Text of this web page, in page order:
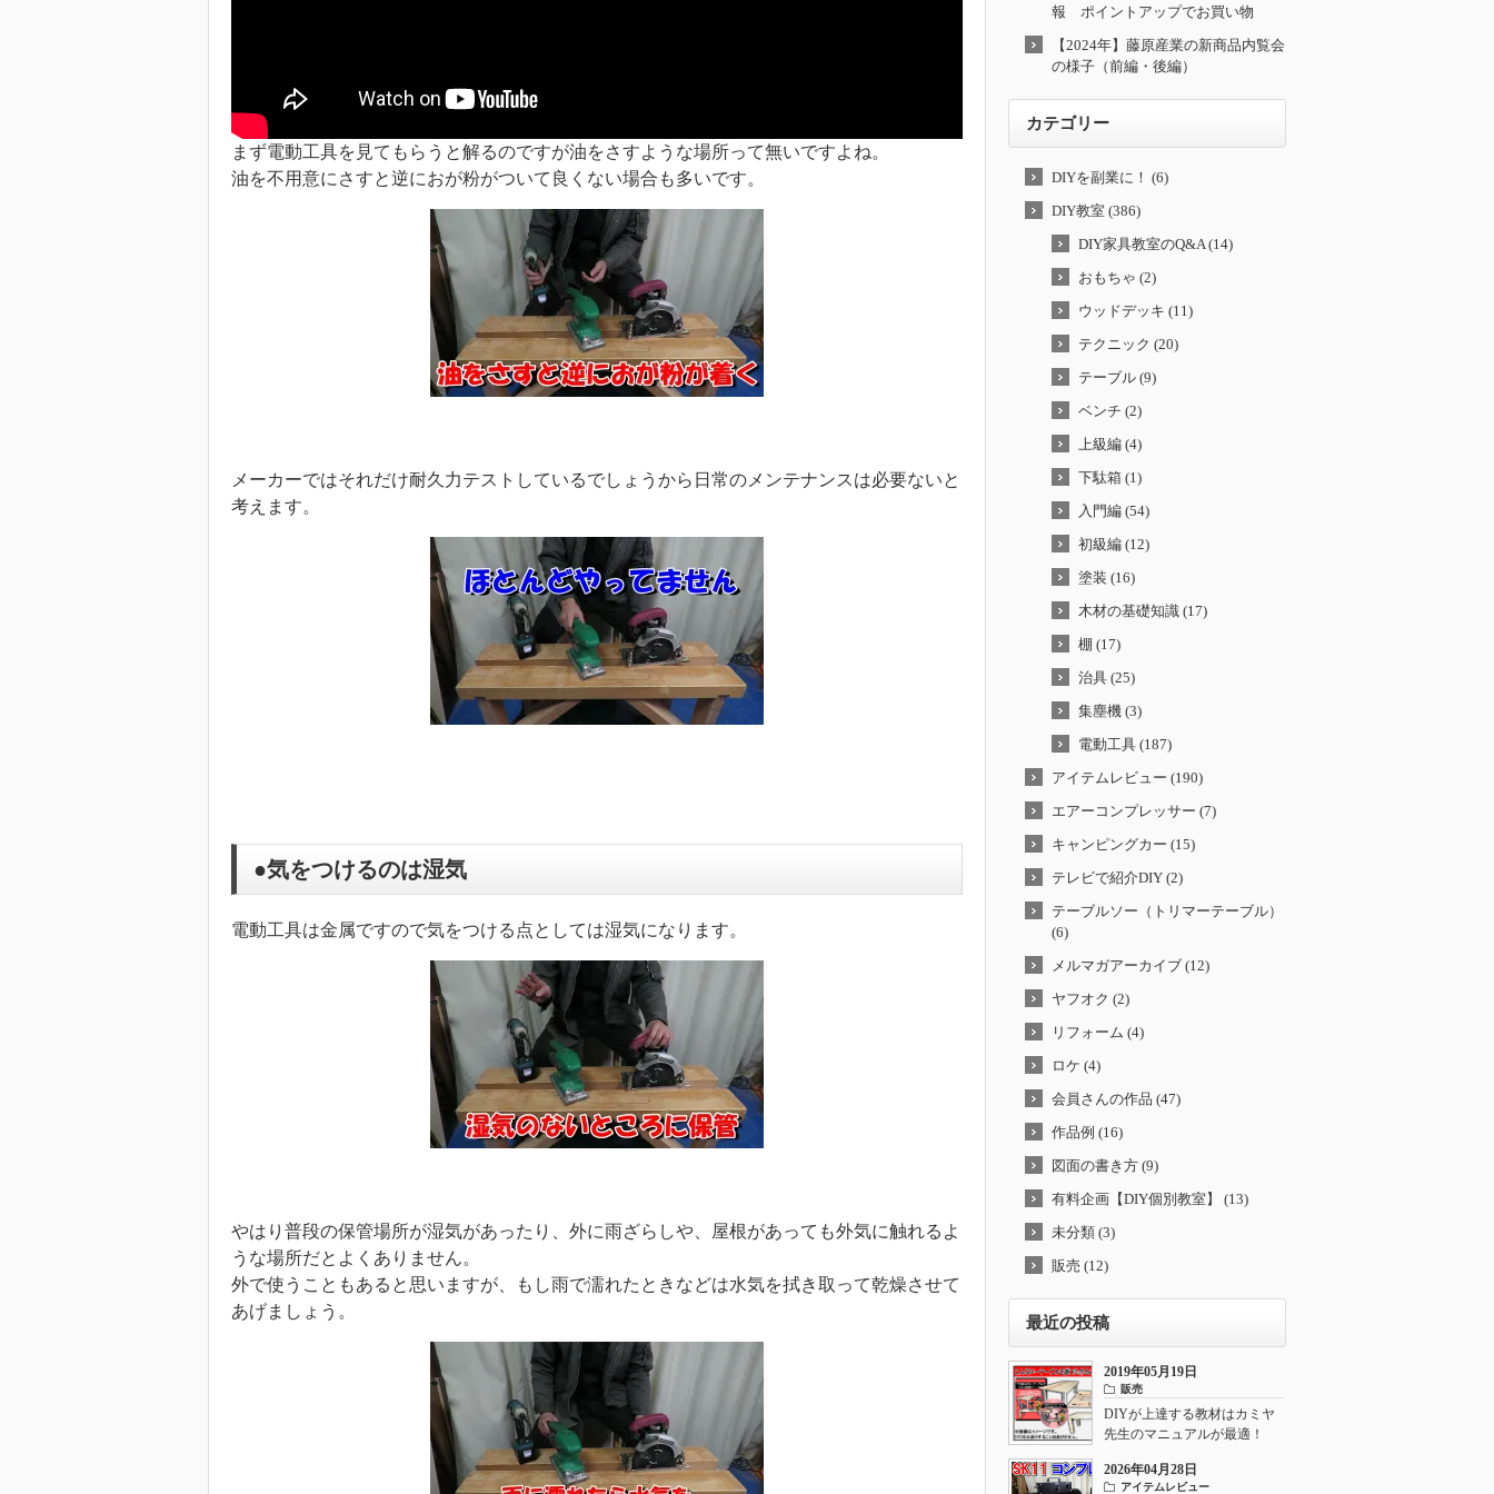
まず電動工具を見てもらうと解るのですが油をさすような場所って無いですよね。
油を不用意にさすと逆におが粉がついて良くない場合も多いです。
メーカーではそれだけ耐久力テストしているでしょうから日常のメンテナンスは必要ないと
考えます。
●気をつけるのは湿気
電動工具は金属ですので気をつける点としては湿気になります。
やはり普段の保管場所が湿気があったり、外に雨ざらしや、屋根があっても外気に触れるよ
うな場所だとよくありません。
外で使うこともあると思いますが、もし雨で濡れたときなどは水気を拭き取って乾燥させて
あげましょう。
報 ポイントアップでお買い物
【2024年】藤原産業の新商品内覧会
の様子（前編・後編）
カテゴリー
DIYを副業に！ (6)
DIY教室 (386)
DIY家具教室のQ&A (14)
おもちゃ (2)
ウッドデッキ (11)
テクニック (20)
テーブル (9)
ベンチ (2)
上級編 (4)
下駄箱 (1)
入門編 (54)
初級編 (12)
塗装 (16)
木材の基礎知識 (17)
棚 (17)
治具 (25)
集塵機 (3)
電動工具 (187)
アイテムレビュー (190)
エアーコンプレッサー (7)
キャンピングカー (15)
テレビで紹介DIY (2)
テーブルソー（トリマーテーブル）
(6)
メルマガアーカイブ (12)
ヤフオク (2)
リフォーム (4)
ロケ (4)
会員さんの作品 (47)
作品例 (16)
図面の書き方 (9)
有料企画【DIY個別教室】 (13)
未分類 (3)
販売 (12)
最近の投稿
2019年05月19日
販売
DIYが上達する教材はカミヤ
先生のマニュアルが最適！
2026年04月28日
アイテムレビュー